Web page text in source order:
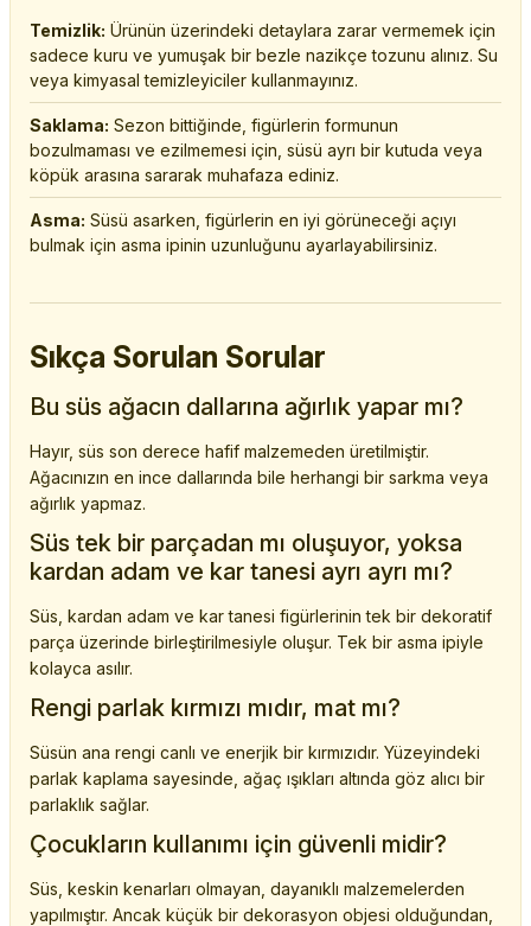
Temizlik: Ürünün üzerindeki detaylara zarar vermemek için
sadece kuru ve yumuşak bir bezle nazikçe tozunu alınız. Su
veya kimyasal temizleyiciler kullanmayınız.
Saklama: Sezon bittiğinde, figürlerin formunun
bozulmaması ve ezilmemesi için, süsü ayrı bir kutuda veya
köpük arasına sararak muhafaza ediniz.
Asma: Süsü asarken, figürlerin en iyi görüneceği açıyı
bulmak için asma ipinin uzunluğunu ayarlayabilirsiniz.
Sıkça Sorulan Sorular
Bu süs ağacın dallarına ağırlık yapar mı?
Hayır, süs son derece hafif malzemeden üretilmiştir.
Ağacınızın en ince dallarında bile herhangi bir sarkma veya
ağırlık yapmaz.
Süs tek bir parçadan mı oluşuyor, yoksa
kardan adam ve kar tanesi ayrı ayrı mı?
Süs, kardan adam ve kar tanesi figürlerinin tek bir dekoratif
parça üzerinde birleştirilmesiyle oluşur. Tek bir asma ipiyle
kolayca asılır.
Rengi parlak kırmızı mıdır, mat mı?
Süsün ana rengi canlı ve enerjik bir kırmızıdır. Yüzeyindeki
parlak kaplama sayesinde, ağaç ışıkları altında göz alıcı bir
parlaklık sağlar.
Çocukların kullanımı için güvenli midir?
Süs, keskin kenarları olmayan, dayanıklı malzemelerden
yapılmıştır. Ancak küçük bir dekorasyon objesi olduğundan,